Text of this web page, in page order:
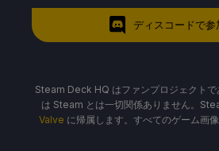
ディスコードで参
Steam Deck HQ はファンプロジェクト
は Steam とは一切関係ありません。
Valve に帰属します。すべてのゲーム画